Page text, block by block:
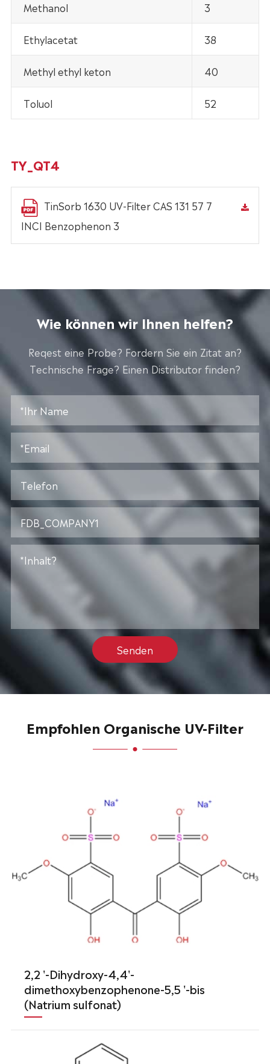
Methanol 3
Ethylacetat 38
Methyl ethyl keton 40
Toluol 52
TY_QT4
TinSorb 1630 UV-Filter CAS 131 57 7
INCI Benzophenon 3
Wie können wir Ihnen helfen?
Reqest eine Probe? Fordern Sie ein Zitat an?
Technische Frage? Einen Distributor finden?
Senden
Empfohlen Organische UV-Filter
2,2 '-Dihydroxy-4,4'-
dimethoxybenzophenone-5,5 '-bis
(Natrium sulfonat)